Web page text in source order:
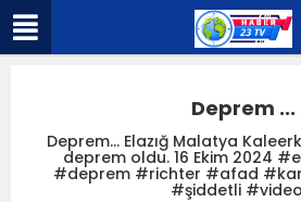
Deprem ...
Deprem... Elazığ Malatya
deprem oldu. 16 Ekim 2024
#deprem #richter #afad
#şiddetli #video